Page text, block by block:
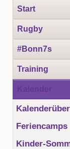
überspringen
Start
Rugby
#Bonn7s
Training
Feriencamps
Kinder-